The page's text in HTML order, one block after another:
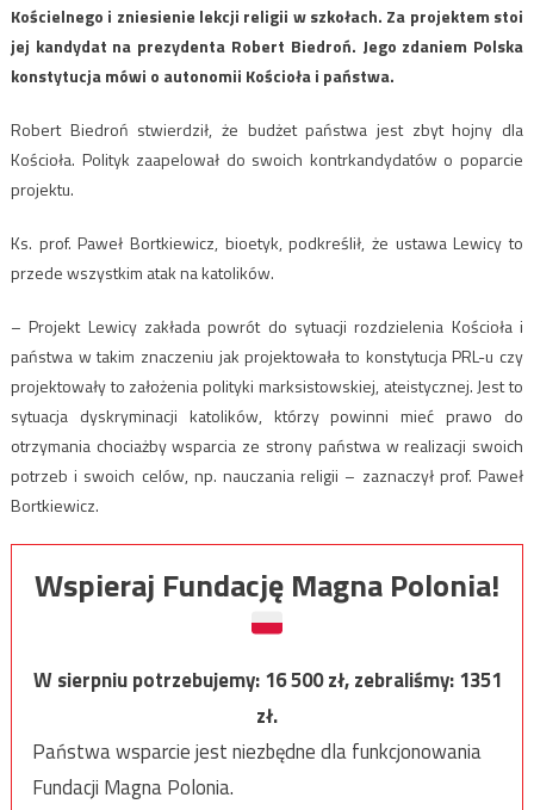
Kościelnego i zniesienie lekcji religii w szkołach. Za projektem stoi
jej kandydat na prezydenta Robert Biedroń. Jego zdaniem Polska
konstytucja mówi o autonomii Kościoła i państwa.
Robert Biedroń stwierdził, że budżet państwa jest zbyt hojny dla
Kościoła. Polityk zaapelował do swoich kontrkandydatów o poparcie
projektu.
Ks. prof. Paweł Bortkiewicz, bioetyk, podkreślił, że ustawa Lewicy to
przede wszystkim atak na katolików.
– Projekt Lewicy zakłada powrót do sytuacji rozdzielenia Kościoła i
państwa w takim znaczeniu jak projektowała to konstytucja PRL-u czy
projektowały to założenia polityki marksistowskiej, ateistycznej. Jest to
sytuacja dyskryminacji katolików, którzy powinni mieć prawo do
otrzymania chociażby wsparcia ze strony państwa w realizacji swoich
potrzeb i swoich celów, np. nauczania religii – zaznaczył prof. Paweł
Bortkiewicz.
Wspieraj Fundację Magna Polonia!
W sierpniu potrzebujemy:16 500zł, zebraliśmy:1351
zł.
Państwa wsparcie jest niezbędne dla funkcjonowania
Fundacji Magna Polonia.